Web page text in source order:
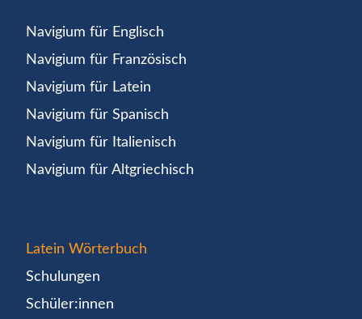
Navigium für Englisch
Navigium für Französisch
Navigium für Latein
Navigium für Spanisch
Navigium für Italienisch
Navigium für Altgriechisch
Latein Wörterbuch
Schulungen
Schüler:innen